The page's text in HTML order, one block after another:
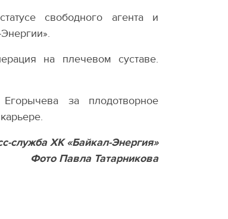
свободного агента и
на плечевом суставе.
Егорычева за плодотворное
служба ХК «Байкал-Энергия»
Фото Павла Татарникова